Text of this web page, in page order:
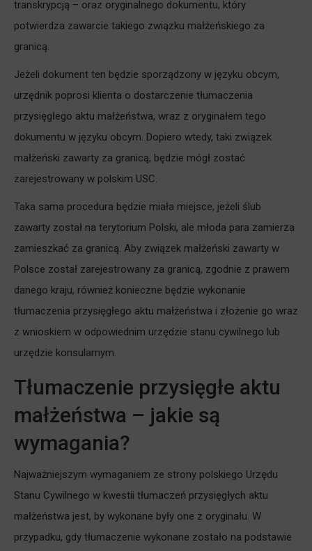
transkrypcją – oraz oryginalnego dokumentu, który
potwierdza zawarcie takiego związku małżeńskiego za
granicą.
Jeżeli dokument ten będzie sporządzony w języku obcym,
urzędnik poprosi klienta o dostarczenie tłumaczenia
przysięgłego aktu małżeństwa, wraz z oryginałem tego
dokumentu w języku obcym. Dopiero wtedy, taki związek
małżeński zawarty za granicą, będzie mógł zostać
zarejestrowany w polskim USC.
Taka sama procedura będzie miała miejsce, jeżeli ślub
zawarty został na terytorium Polski, ale młoda para zamierza
zamieszkać za granicą. Aby związek małżeński zawarty w
Polsce został zarejestrowany za granicą, zgodnie z prawem
danego kraju, również konieczne będzie wykonanie
tłumaczenia przysięgłego aktu małżeństwa i złożenie go wraz
z wnioskiem w odpowiednim urzędzie stanu cywilnego lub
urzędzie konsularnym.
Tłumaczenie przysięgłe aktu
małżeństwa – jakie są
wymagania?
Najważniejszym wymaganiem ze strony polskiego Urzędu
Stanu Cywilnego w kwestii tłumaczeń przysięgłych aktu
małżeństwa jest, by wykonane były one z oryginału. W
przypadku, gdy tłumaczenie wykonane zostało na podstawie